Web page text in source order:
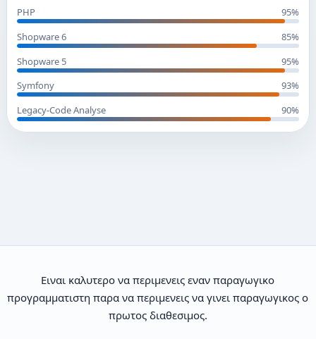
PHP
95%
Shopware 6
85%
Shopware 5
95%
Symfony
93%
Legacy-Code Analyse
90%
Ειναι καλυτερο να περιμενεις εναν παραγωγικο
προγραμματιστη παρα να περιμενεις να γινει παραγωγικος ο
πρωτος διαθεσιμος.